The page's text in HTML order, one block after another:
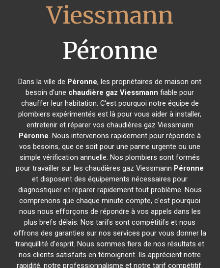
Viessmann
Péronne
Dans la ville de Péronne, les propriétaires de maison ont
besoin d'une chaudière gaz Viessmann fiable pour
chauffer leur habitation. C'est pourquoi notre équipe de
plombiers expérimentés est là pour vous aider à installer,
entretenir et réparer vos chaudières gaz Viessmann
Péronne. Nous intervenons rapidement pour répondre à
vos besoins, que ce soit pour une panne urgente ou une
simple vérification annuelle. Nos plombiers sont formés
pour travailler sur les chaudières gaz Viessmann Péronne
et disposent des équipements nécessaires pour
diagnostiquer et réparer rapidement tout problème. Nous
comprenons que chaque minute compte, c'est pourquoi
nous nous efforçons de répondre à vos appels dans les
plus brefs délais. Nos tarifs sont compétitifs et nous
offrons des garanties sur nos services pour vous donner la
tranquillité d'esprit. Nous sommes fiers de nos résultats et
nos clients satisfaits en témoignent. Ils apprécient notre
rapidité, notre professionnalisme et notre tarif compétitif.